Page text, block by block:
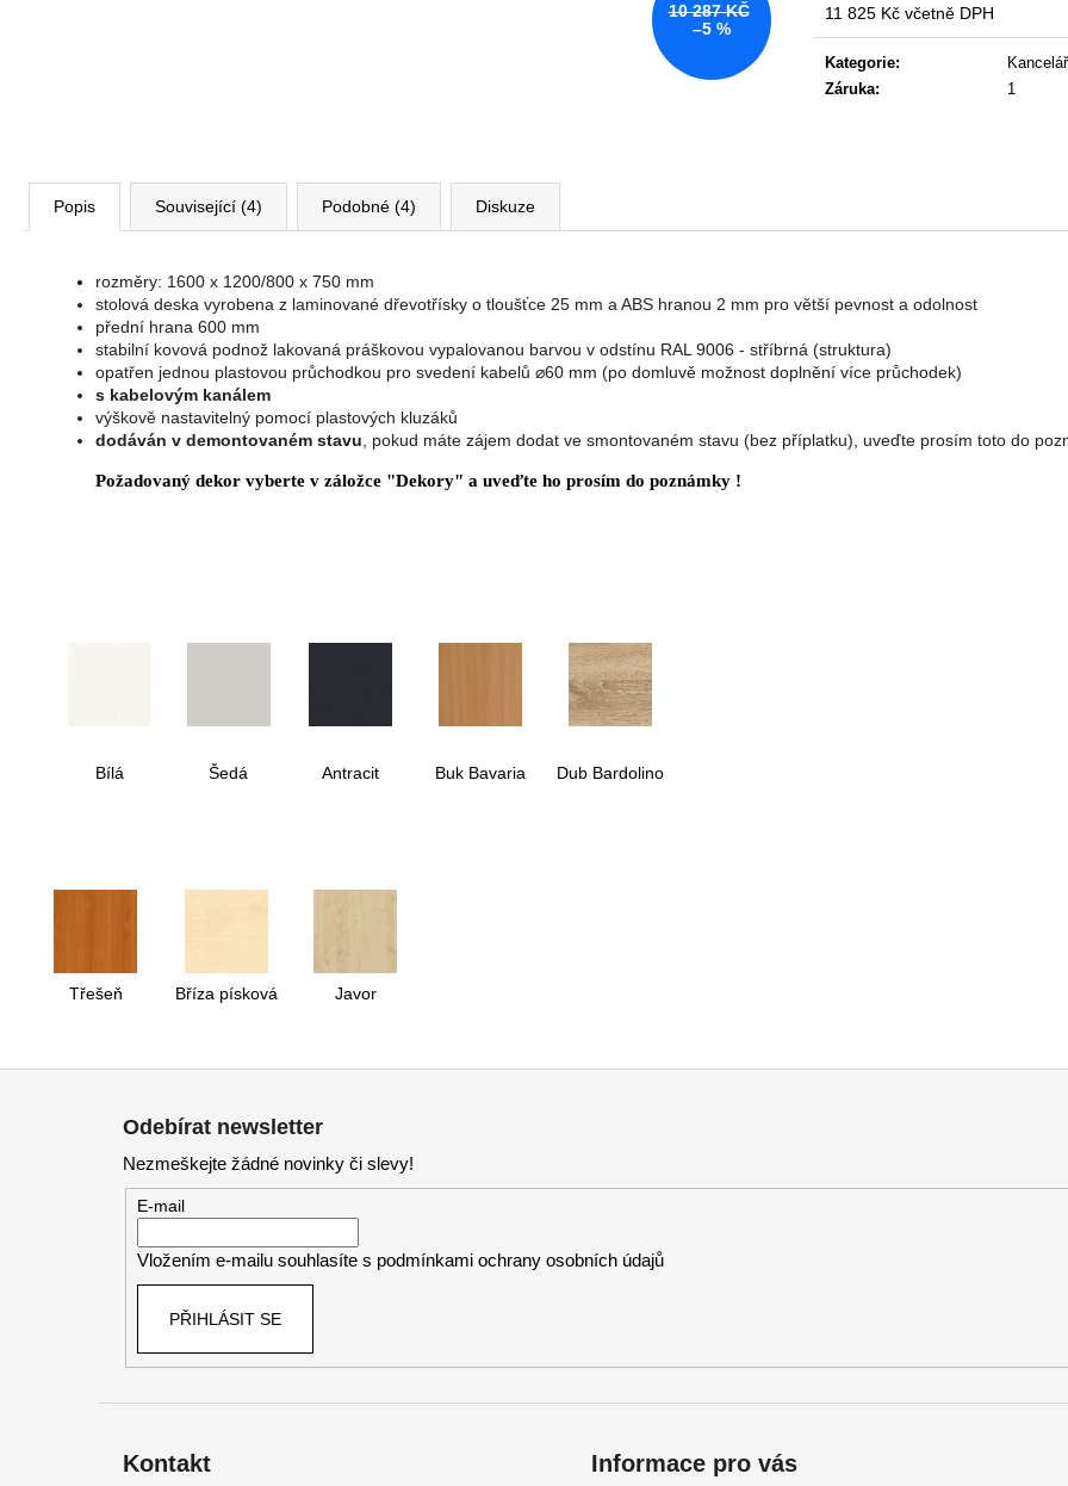
11 825 Kč včetně DPH
Měrná
cena:
Kategorie:
Záruka: 1
10 287 KČ
–5 %
Popis Související (4) Podobné (4) Diskuze
rozměry: 1600 x 1200/800 x 750 mm
stolová deska vyrobena z laminované dřevotřísky o tloušťce 25 mm a ABS hranou 2 mm pro větší pevnost a odolnost
přední hrana 600 mm
stabilní kovová podnož lakovaná práškovou vypalovanou barvou v odstínu RAL 9006 - stříbrná (struktura)
opatřen jednou plastovou průchodkou pro svedení kabelů ⌀60 mm (po domluvě možnost doplnění více průchodek)
s kabelovým kanálem
výškově nastavitelný pomocí plastových kluzáků
dodáván v demontovaném stavu, pokud máte zájem dodat ve smontovaném stavu (bez příplatku), uveďte prosím toto do
Požadovaný dekor vyberte v záložce "Dekory" a uveďte ho prosím do poznámky !
Bílá Šedá Antracit Buk Bavaria Dub Bardolino
Třešeň Bříza písková Javor
Odebírat newsletter
Nezmeškejte žádné novinky či slevy!
E-mail
Vložením e-mailu souhlasíte s podmínkami ochrany osobních údajů
PŘIHLÁSIT SE
Kontakt Informace pro vás